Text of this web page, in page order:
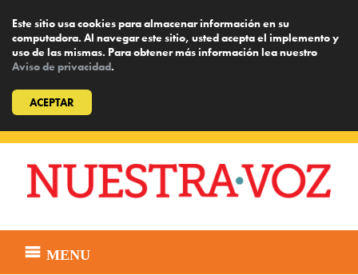
Este sitio usa cookies para almacenar información en su
computadora. Al navegar este sitio, usted acepta el implemento y
uso de las mismas. Para obtener más información lea nuestro
Aviso de privacidad.
ACEPTAR
content
MENU